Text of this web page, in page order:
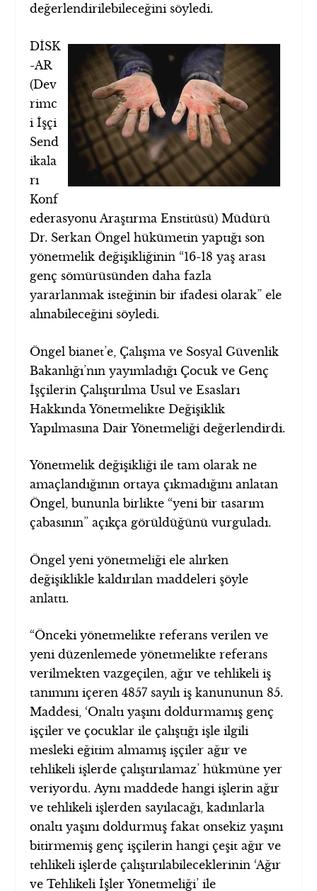
değerlendirilebileceğini söyledi.
DİSK
-AR
(Dev
rimc
i İşçi
Send
ikala
rı
Konf
ederasyonu Araştırma Enstitüsü) Müdürü
Dr. Serkan Öngel hükümetin yaptığı son
yönetmelik değişikliğinin “16-18 yaş arası
genç sömürüsünden daha fazla
yararlanmak isteğinin bir ifadesi olarak” ele
alınabileceğini söyledi.
Öngel bianet’e, Çalışma ve Sosyal Güvenlik
Bakanlığı’nın yayımladığı Çocuk ve Genç
İşçilerin Çalıştırılma Usul ve Esasları
Hakkında Yönetmelikte Değişiklik
Yapılmasına Dair Yönetmeliği değerlendirdi.
Yönetmelik değişikliği ile tam olarak ne
amaçlandığının ortaya çıkmadığını anlatan
Öngel, bununla birlikte “yeni bir tasarım
çabasının” açıkça görüldüğünü vurguladı.
Öngel yeni yönetmeliği ele alırken
değişiklikle kaldırılan maddeleri şöyle
anlattı.
“Önceki yönetmelikte referans verilen ve
yeni düzenlemede yönetmelikte referans
verilmekten vazgeçilen, ağır ve tehlikeli iş
tanımını içeren 4857 sayılı iş kanununun 85.
Maddesi, ‘Onaltı yaşını doldurmamış genç
işçiler ve çocuklar ile çalıştığı işle ilgili
mesleki eğitim almamış işçiler ağır ve
tehlikeli işlerde çalıştırılamaz’ hükmüne yer
veriyordu. Aynı maddede hangi işlerin ağır
ve tehlikeli işlerden sayılacağı, kadınlarla
onaltı yaşını doldurmuş fakat onsekiz yaşını
bitirmemiş genç işçilerin hangi çeşit ağır ve
tehlikeli işlerde çalıştırılabileceklerinin ‘Ağır
ve Tehlikeli İşler Yönetmeliği’ ile